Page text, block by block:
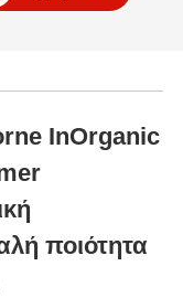
InOrganic
ποιότητα